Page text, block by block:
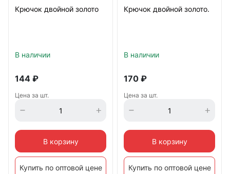
Крючок двойной золото
В наличии
144 ₽
Цена за шт.
В корзину
Купить по оптовой цене
Крючок двойной золото.
В наличии
170 ₽
Цена за шт.
В корзину
Купить по оптовой цене